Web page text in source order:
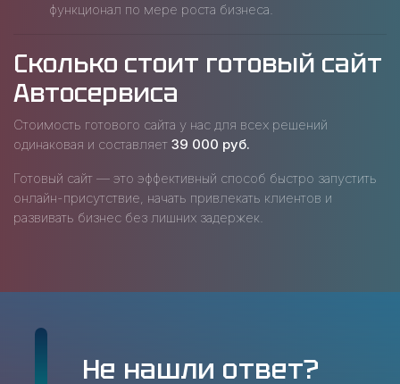
функционал по мере роста бизнеса.
Сколько стоит готовый сайт
Автосервиса
Стоимость готового сайта у нас для всех решений
одинаковая и составляет 39 000 руб.
Готовый сайт — это эффективный способ быстро запустить
онлайн-присутствие, начать привлекать клиентов и
развивать бизнес без лишних задержек.
Не нашли ответ?